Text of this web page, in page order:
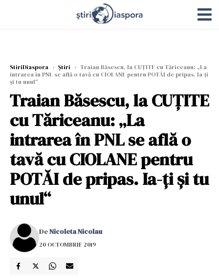
StiriDiaspora › Știri › Traian Băsescu, la CUȚITE cu Tăriceanu: „La
intrarea în PNL se află o tavă cu CIOLANE pentru POTĂI de pripas. Ia-ţi
şi tu unul“
Traian Băsescu, la CUȚITE
cu Tăriceanu: „La
intrarea în PNL se află o
tavă cu CIOLANE pentru
POTĂI de pripas. Ia-ţi şi tu
unul“
DeNicoleta Nicolau
20 OCTOMBRIE 2019